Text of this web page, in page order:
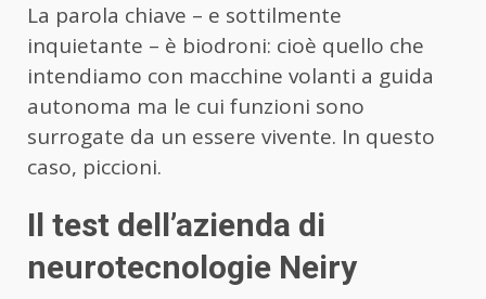
La parola chiave – e sottilmente
inquietante – è biodroni: cioè quello che
intendiamo con macchine volanti a guida
autonoma ma le cui funzioni sono
surrogate da un essere vivente. In questo
caso, piccioni.
Il test dell’azienda di
neurotecnologie Neiry